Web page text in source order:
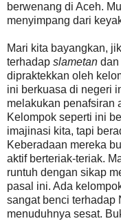
berwenang di Aceh.
menyimpang dari
Mari kita bayangkan,
terhadap slametan dan
dipraktekkan oleh
ini berkuasa di negeri
melakukan penafsiran
Kelompok seperti ini
imajinasi kita, tapi
Keberadaan mereka
aktif berteriak-teriak.
runtuh dengan sikap
pasal ini. Ada
sangat benci terhadap
menuduhnya sesat.